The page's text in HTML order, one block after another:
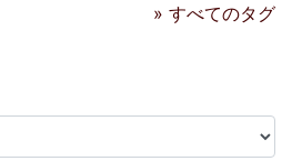
» すべてのタグ